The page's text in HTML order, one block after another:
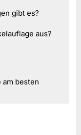
gibt es?
aus?
besten